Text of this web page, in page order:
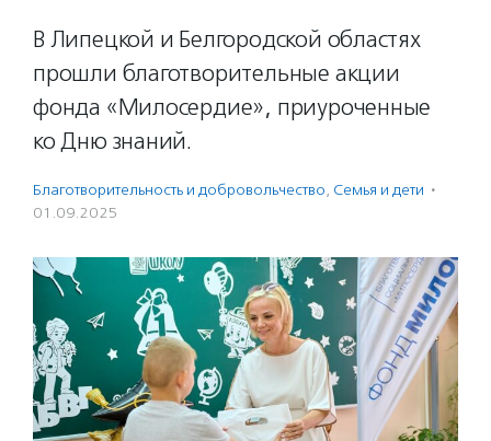
В Липецкой и Белгородской областях
прошли благотворительные акции
фонда «Милосердие», приуроченные
ко Дню знаний.
Благотвори­тель­ность и доброволь­чест­во, Семья и дети ·
01.09.2025